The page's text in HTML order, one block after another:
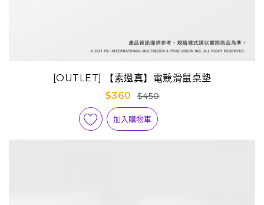
[OUTLET] 【素還真】電競滑鼠桌墊
$360
$450
加入購物車